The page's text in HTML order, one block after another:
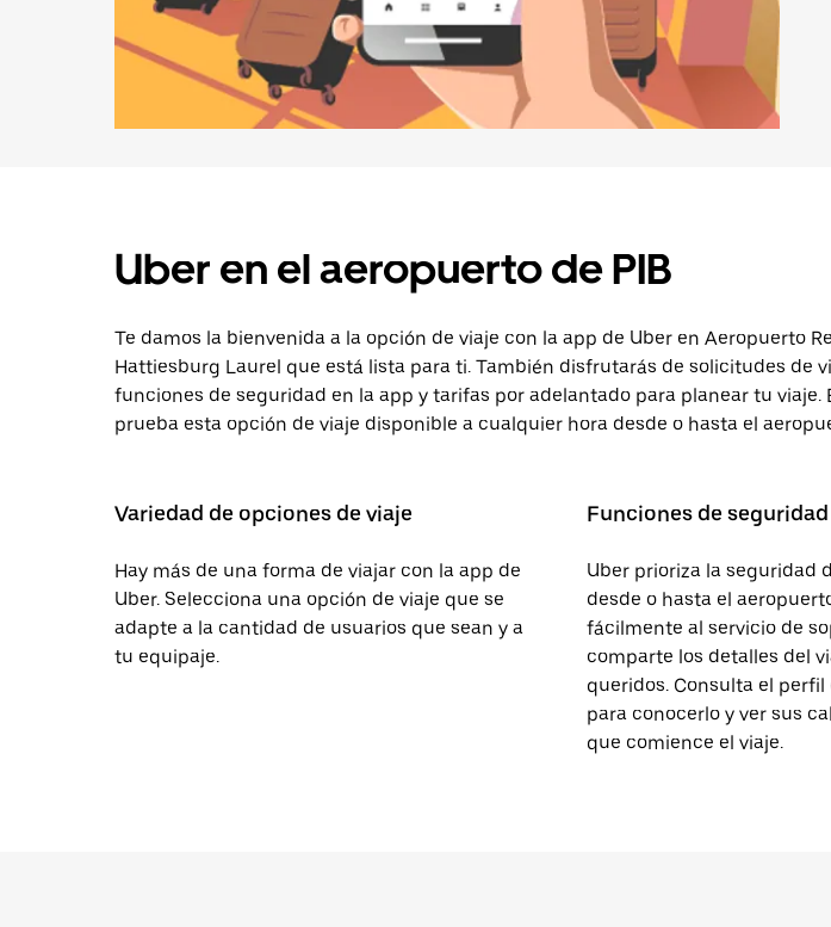
Uber en el aeropuerto de PIB
Te damos la bienvenida a la opción de viaje con la app de Uber en Aeropuerto
Hattiesburg Laurel que está lista para ti. También disfrutarás de solicitudes de
funciones de seguridad en la app y tarifas por adelantado para planear tu viaje.
prueba esta opción de viaje disponible a cualquier hora desde o hasta el
Variedad de opciones de viaje
Hay más de una forma de viajar con la app de
Uber. Selecciona una opción de viaje que se
adapte a la cantidad de usuarios que sean y a
tu equipaje.
Funciones de
Uber prioriza la seguridad
desde o hasta el
fácilmente al servicio de
comparte los detalles del
queridos. Consulta el perfil
para conocerlo y ver sus
que comience el viaje.